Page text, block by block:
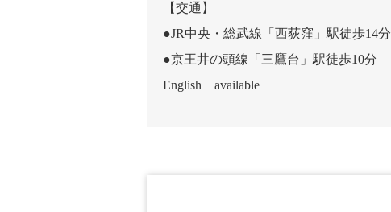
【交通】
●JR中央・総武線「西荻窪」駅徒歩14分
●京王井の頭線「三鷹台」駅徒歩10分
English available